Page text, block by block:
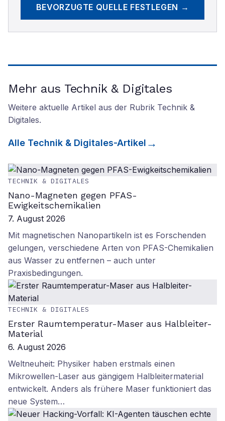
BEVORZUGTE QUELLE FESTLEGEN →
Mehr aus Technik & Digitales
Weitere aktuelle Artikel aus der Rubrik Technik &
Digitales.
Alle Technik & Digitales-Artikel
TECHNIK & DIGITALES
Nano-Magneten gegen PFAS-
Ewigkeitschemikalien
7. August 2026
Mit magnetischen Nanopartikeln ist es Forschenden
gelungen, verschiedene Arten von PFAS-Chemikalien
aus Wasser zu entfernen – auch unter
Praxisbedingungen.
TECHNIK & DIGITALES
Erster Raumtemperatur-Maser aus Halbleiter-
Material
6. August 2026
Weltneuheit: Physiker haben erstmals einen
Mikrowellen-Laser aus gängigem Halbleitermaterial
entwickelt. Anders als frühere Maser funktioniert das
neue System…